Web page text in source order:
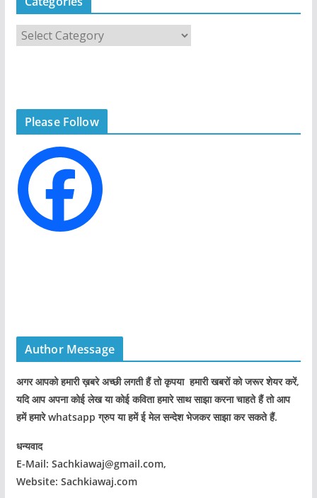
a
r
e
s
Please Follow
Author Message
अगर आपको हमारी ख़बरे अच्छी लगती हैं तो कृपया हमारी खबरों को जरूर शेयर करें,
यदि आप अपना कोई लेख या कोई कविता हमारे साथ साझा करना चाहते हैं तो आप
हमें हमारे whatsapp ग्रुप या हमें ई मेल सन्देश भेजकर साझा कर सकते हैं.
धन्यवाद
E-Mail: Sachkiawaj@gmail.com,
Website: Sachkiawaj.com